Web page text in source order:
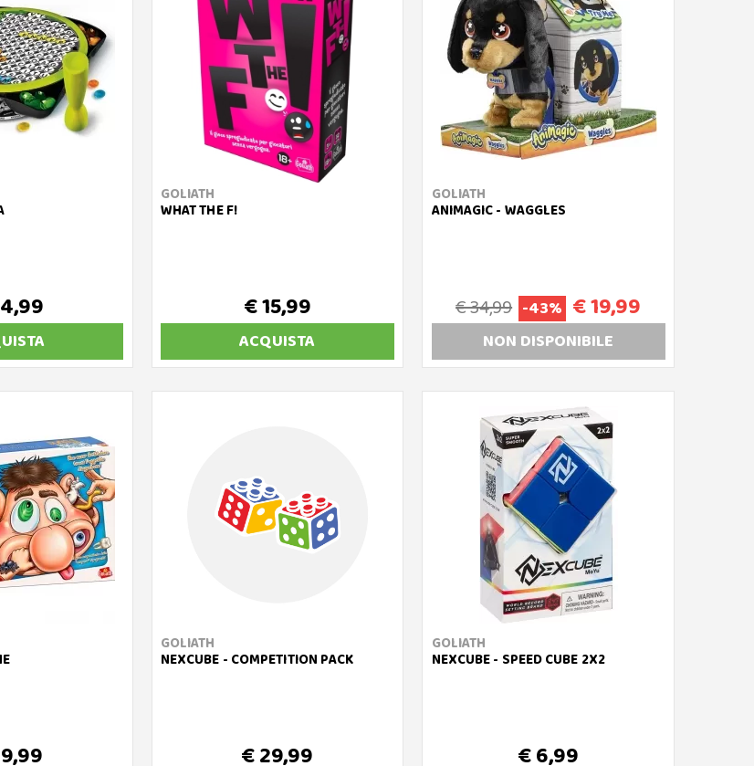
GOLIATH
WHAT THE F!
€ 15,99
ACQUISTA
GOLIATH
ANIMAGIC - WAGGLES
€ 34,99 -43% € 19,99
NON DISPONIBILE
GOLIATH
NEXCUBE - COMPETITION PACK
€ 29,99
GOLIATH
NEXCUBE - SPEED CUBE 2X2
€ 6,99